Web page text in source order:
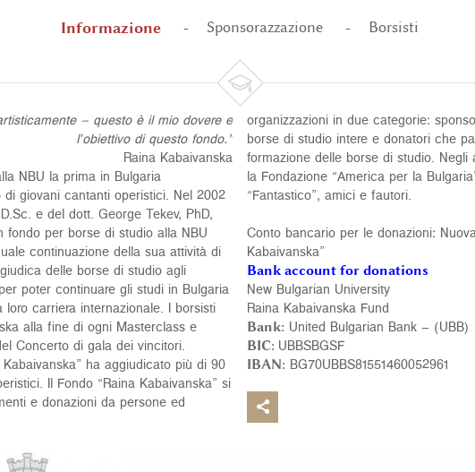
Informazione Sponsorazzazione Borsisti

– questo è il mio dovere e
l’obiettivo di questo fondo.”
Raina Kabaivanska
NBU la prima in Bulgaria
giovani cantanti operistici. Nel 2002
e del dott. George Tekev, PhD,
fondo per borse di studio alla NBU
continuazione della sua attività di
delle borse di studio agli
poter continuare gli studi in Bulgaria
carriera internazionale. I borsisti
alla fine di ogni Masterclass e
Concerto di gala dei vincitori.
ha aggiudicato più di 90
Il Fondo “Raina Kabaivanska” si
e donazioni da persone ed
organizzazioni in due categorie:
borse di studio intere e donatori che
formazione delle borse di studio.
la Fondazione “America per la
“Fantastico”, amici e fautori.
Conto bancario per le donazioni:
Kabaivanska”
Bank account for donations
New Bulgarian University
Raina Kabaivanska Fund
Bank: United Bulgarian Bank – (UBB)
BIC: UBBSBGSF
IBAN: BG70UBBS81551460052961
